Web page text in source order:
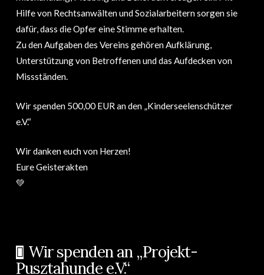
Hilfe von Rechtsanwälten und Sozialarbeitern sorgen sie
dafür, dass die Opfer eine Stimme erhalten.
Zu den Aufgaben des Vereins gehören Aufklärung,
Unterstützung von Betroffenen und das Aufdecken von
Missständen.
Wir spenden 500,00 EUR an den „Kinderseelenschützer
e.V.“
Wir danken euch von Herzen!
Eure Geisterakten
💚
Wir spenden an „Projekt-
Pusztahunde e.V.“